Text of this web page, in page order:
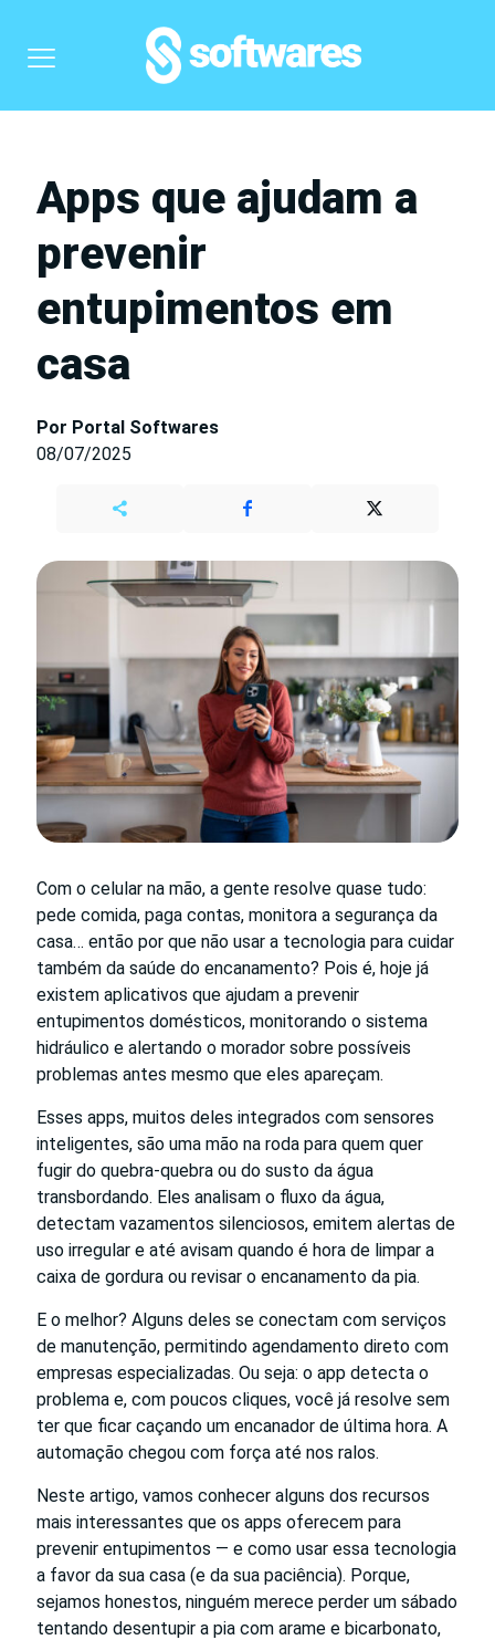
Apps que ajudam a
prevenir
entupimentos em
casa
Por Portal Softwares
08/07/2025
Com o celular na mão, a gente resolve quase tudo:
pede comida, paga contas, monitora a segurança da
casa… então por que não usar a tecnologia para cuidar
também da saúde do encanamento? Pois é, hoje já
existem aplicativos que ajudam a prevenir
entupimentos domésticos, monitorando o sistema
hidráulico e alertando o morador sobre possíveis
problemas antes mesmo que eles apareçam.
Esses apps, muitos deles integrados com sensores
inteligentes, são uma mão na roda para quem quer
fugir do quebra-quebra ou do susto da água
transbordando. Eles analisam o fluxo da água,
detectam vazamentos silenciosos, emitem alertas de
uso irregular e até avisam quando é hora de limpar a
caixa de gordura ou revisar o encanamento da pia.
E o melhor? Alguns deles se conectam com serviços
de manutenção, permitindo agendamento direto com
empresas especializadas. Ou seja: o app detecta o
problema e, com poucos cliques, você já resolve sem
ter que ficar caçando um encanador de última hora. A
automação chegou com força até nos ralos.
Neste artigo, vamos conhecer alguns dos recursos
mais interessantes que os apps oferecem para
prevenir entupimentos — e como usar essa tecnologia
a favor da sua casa (e da sua paciência). Porque,
sejamos honestos, ninguém merece perder um sábado
tentando desentupir a pia com arame e bicarbonato,